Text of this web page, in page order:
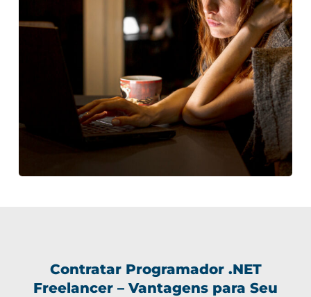
Contratar Programador .NET
Freelancer – Vantagens para Seu